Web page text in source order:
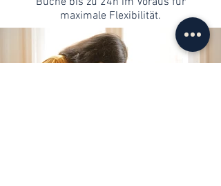
maximale Flexibilität.